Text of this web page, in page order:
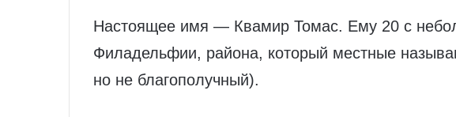
Настоящее имя — Квамир Томас. Ему 20 с
Филадельфии, района, который местные
но не благополучный).